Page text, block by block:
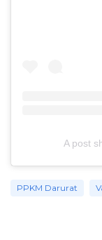
A post
PPKM Darurat